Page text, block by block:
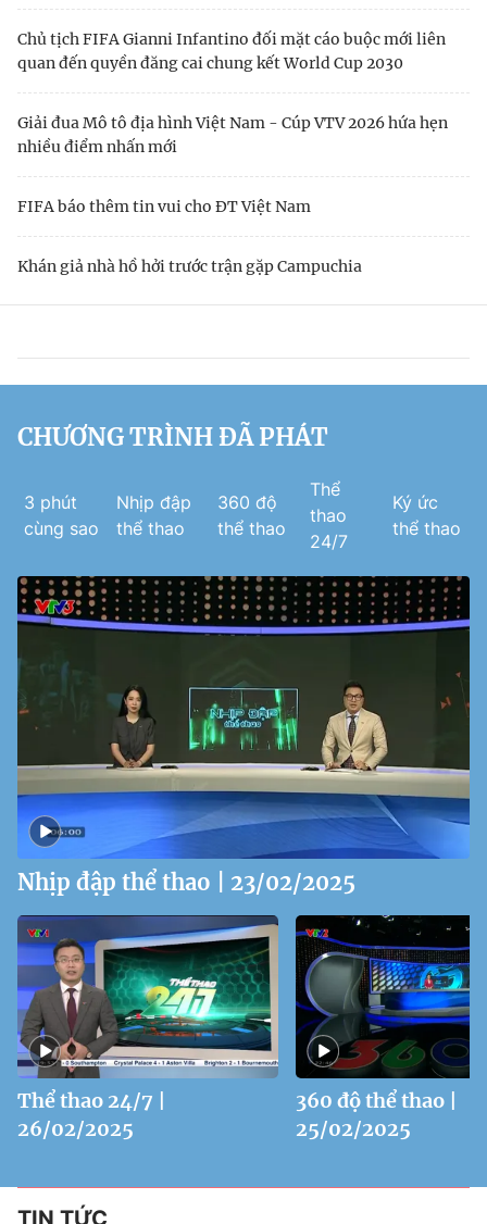
Chủ tịch FIFA Gianni Infantino đối mặt cáo buộc mới liên
quan đến quyền đăng cai chung kết World Cup 2030
Giải đua Mô tô địa hình Việt Nam - Cúp VTV 2026 hứa hẹn
nhiều điểm nhấn mới
FIFA báo thêm tin vui cho ĐT Việt Nam
Khán giả nhà hồ hởi trước trận gặp Campuchia
CHƯƠNG TRÌNH ĐÃ PHÁT
3 phút
cùng sao
Nhịp đập
thể thao
360 độ
thể thao
Thể
thao
24/7
Ký ức
thể thao
Nhịp đập thể thao | 23/02/2025
Thể thao 24/7 |
26/02/2025
360 độ thể thao |
25/02/2025
TIN TỨC